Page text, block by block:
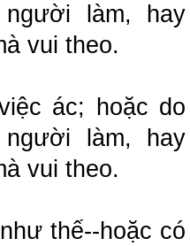
làm, hay
vui theo.
ác;
hoặc do
làm, hay
vui theo.
thế--hoặc có